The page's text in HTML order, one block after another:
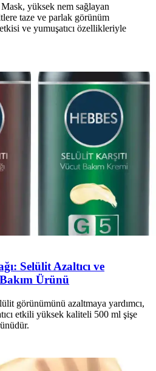
yüksek nem sağlayan
taze ve parlak görünüm
etkisi ve yumuşatıcı özellikleriyle
Selülit Azaltıcı ve
Ürünü
görünümünü azaltmaya yardımcı,
etkili yüksek kaliteli 500 ml şişe